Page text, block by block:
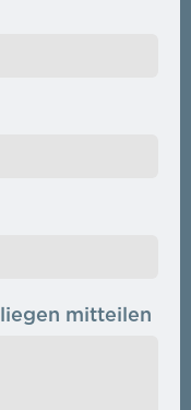
mitteilen